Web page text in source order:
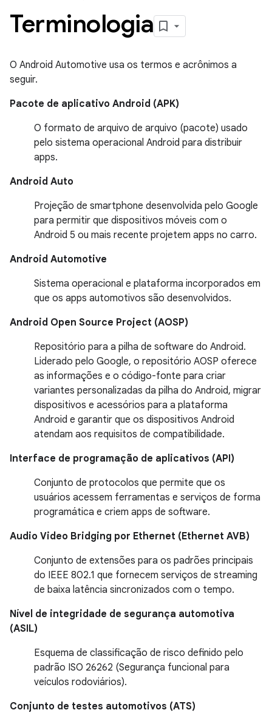
Terminologia
O Android Automotive usa os termos e acrônimos a
seguir.
Pacote de aplicativo Android (APK)
O formato de arquivo de arquivo (pacote) usado
pelo sistema operacional Android para distribuir
apps.
Android Auto
Projeção de smartphone desenvolvida pelo Google
para permitir que dispositivos móveis com o
Android 5 ou mais recente projetem apps no carro.
Android Automotive
Sistema operacional e plataforma incorporados em
que os apps automotivos são desenvolvidos.
Android Open Source Project (AOSP)
Repositório para a pilha de software do Android.
Liderado pelo Google, o repositório AOSP oferece
as informações e o código-fonte para criar
variantes personalizadas da pilha do Android, migrar
dispositivos e acessórios para a plataforma
Android e garantir que os dispositivos Android
atendam aos requisitos de compatibilidade.
Interface de programação de aplicativos (API)
Conjunto de protocolos que permite que os
usuários acessem ferramentas e serviços de forma
programática e criem apps de software.
Audio Video Bridging por Ethernet (Ethernet AVB)
Conjunto de extensões para os padrões principais
do IEEE 802.1 que fornecem serviços de streaming
de baixa latência sincronizados com o tempo.
Nível de integridade de segurança automotiva
(ASIL)
Esquema de classificação de risco definido pelo
padrão ISO 26262 (Segurança funcional para
veículos rodoviários).
Conjunto de testes automotivos (ATS)